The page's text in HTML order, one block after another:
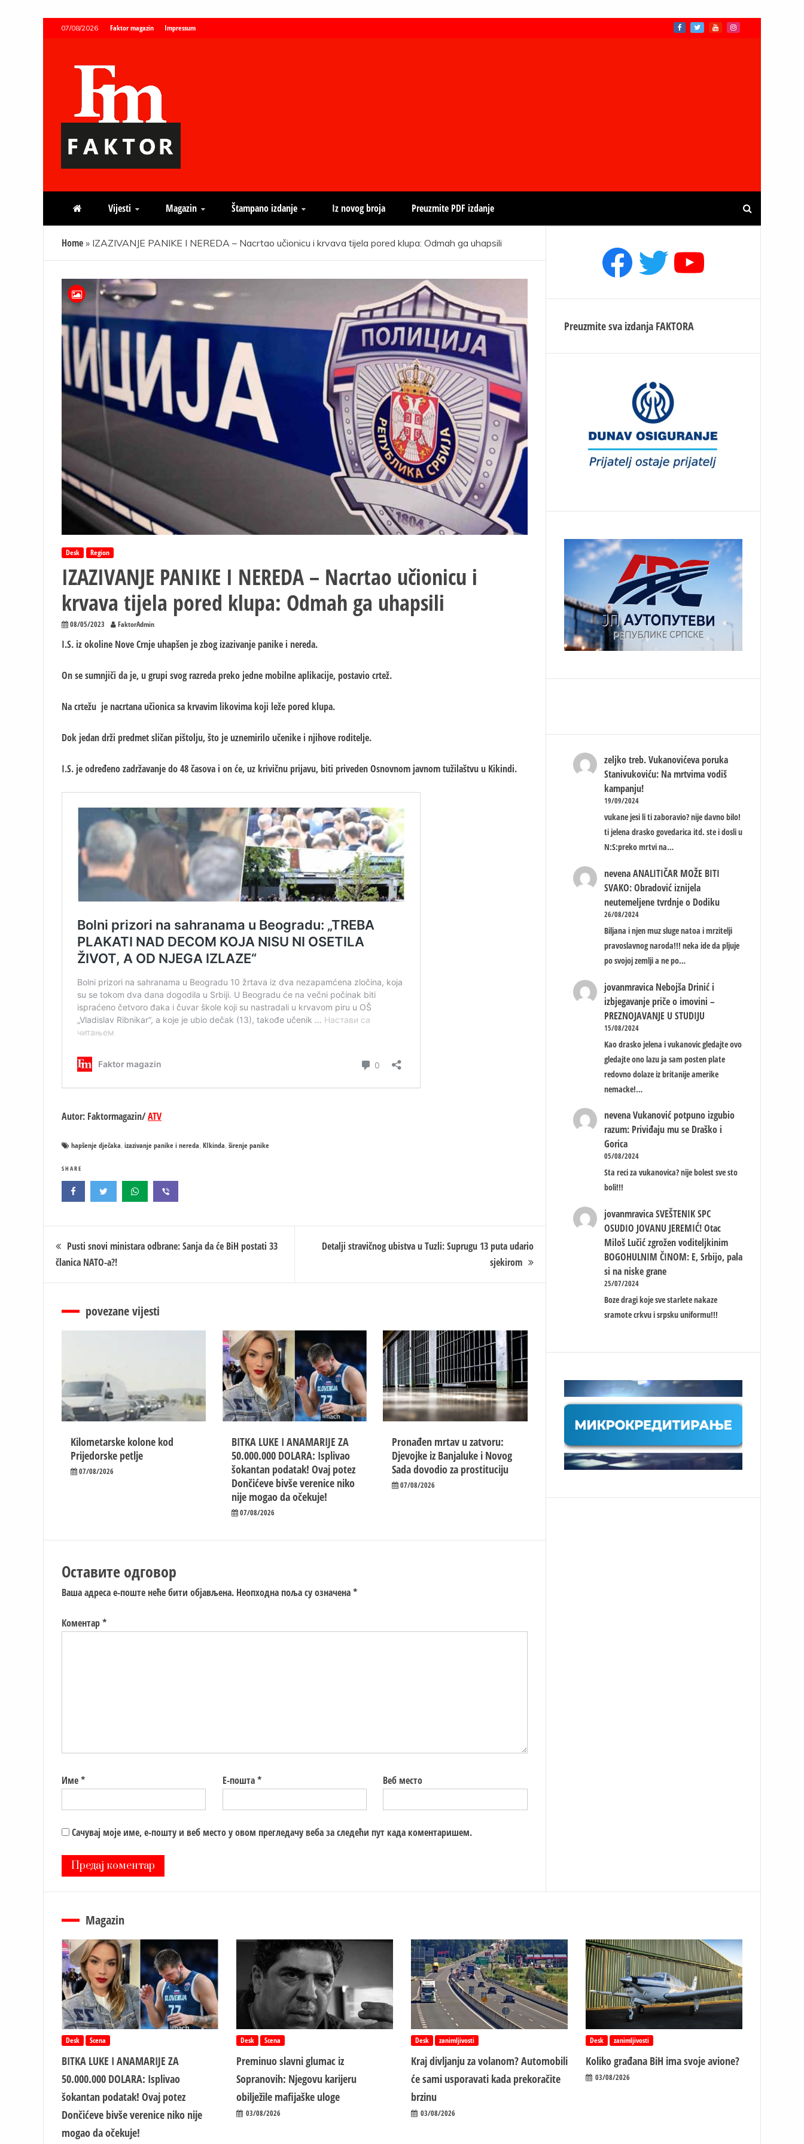
07/08/2026 Faktor magazin Impressum
Faktor magazin
Vijesti Magazin Štampano izdanje Iz novog broja Preuzmite PDF izdanje
Home » IZAZIVANJE PANIKE I NEREDA – Nacrtao učionicu i krvava tijela pored klupa: Odmah ga uhapsili
Desk Region
IZAZIVANJE PANIKE I NEREDA – Nacrtao učionicu i
krvava tijela pored klupa: Odmah ga uhapsili
08/05/2023 FaktorAdmin
I.S. iz okoline Nove Crnje uhapšen je zbog izazivanje panike i nereda.
On se sumnjiči da je, u grupi svog razreda preko jedne mobilne aplikacije, postavio crtež.
Na crtežu je nacrtana učionica sa krvavim likovima koji leže pored klupa.
Dok jedan drži predmet sličan pištolju, što je uznemirilo učenike i njihove roditelje.
I.S. je određeno zadržavanje do 48 časova i on će, uz krivičnu prijavu, biti priveden Osnovnom javnom tužilaštvu u Kikindi.
Autor: Faktormagazin/ATV
hapšenje dječaka izazivanje panike i nereda KIkinda širenje panike
SHARE
Кретање
чланка
Pusti snovi ministara odbrane: Sanja da će BiH postati 33
članica NATO-a?!
Detalji stravičnog ubistva u Tuzli: Suprugu 13 puta udario
sjekirom
povezane vijesti
Kilometarske kolone kod
Prijedorske petlje
07/08/2026
BITKA LUKE I ANAMARIJE ZA
50.000.000 DOLARA: Isplivao
šokantan podatak! Ovaj potez
Dončićeve bivše verenice niko
nije mogao da očekuje!
07/08/2026
Pronađen mrtav u zatvoru:
Djevojke iz Banjaluke i Novog
Sada dovodio za prostituciju
07/08/2026
Оставите одговор
Ваша адреса е-поште неће бити објављена. Неопходна поља су означена*
Коментар*
Име* Е-пошта* Веб место
Сачувај моје име, е-пошту и веб место у овом прегледачу веба за следећи пут када коментаришем.
Facebook
TwitterYouTube
Preuzmite sva izdanja FAKTORA
zeljko treb. Vukanovićeva poruka
Stanivukoviću: Na mrtvima vodiš
kampanju!
19/09/2024
vukane jesi li ti zaboravio? nije davno bilo!
ti jelena drasko govedarica itd. ste i dosli u
N:S:preko mrtvi na…
nevena ANALITIČAR MOŽE BITI
SVAKO: Obradović iznijela
neutemeljene tvrdnje o Dodiku
26/08/2024
Biljana i njen muz sluge natoa i mrzitelji
pravoslavnog naroda!!! neka ide da pljuje
po svojoj zemlji a ne po…
jovanmravica Nebojša Drinić i
izbjegavanje priče o imovini –
PREZNOJAVANJE U STUDIJU
15/08/2024
Kao drasko jelena i vukanovic gledajte ovo
gledajte ono lazu ja sam posten plate
redovno dolaze iz britanije amerike
nemacke!…
nevena Vukanović potpuno izgubio
razum: Priviđaju mu se Draško i
Gorica
05/08/2024
Sta reci za vukanovica? nije bolest sve sto
boli!!!
jovanmravica SVEŠTENIK SPC
OSUDIO JOVANU JEREMIĆ! Otac
Miloš Lučić zgrožen voditeljkinim
BOGOHULNIM ČINOM: E, Srbijo, pala
si na niske grane
25/07/2024
Boze dragi koje sve starlete nakaze
sramote crkvu i srpsku uniformu!!!
Magazin
Desk Scena
BITKA LUKE I ANAMARIJE ZA
50.000.000 DOLARA: Isplivao
šokantan podatak! Ovaj potez
Dončićeve bivše verenice niko nije
mogao da očekuje!
Desk Scena
Preminuo slavni glumac iz
Sopranovih: Njegovu karijeru
obilježile mafijaške uloge
03/08/2026
Desk zanimljivosti
Kraj divljanju za volanom? Automobili
će sami usporavati kada prekoračite
brzinu
03/08/2026
Desk zanimljivosti
Koliko građana BiH ima svoje avione?
03/08/2026